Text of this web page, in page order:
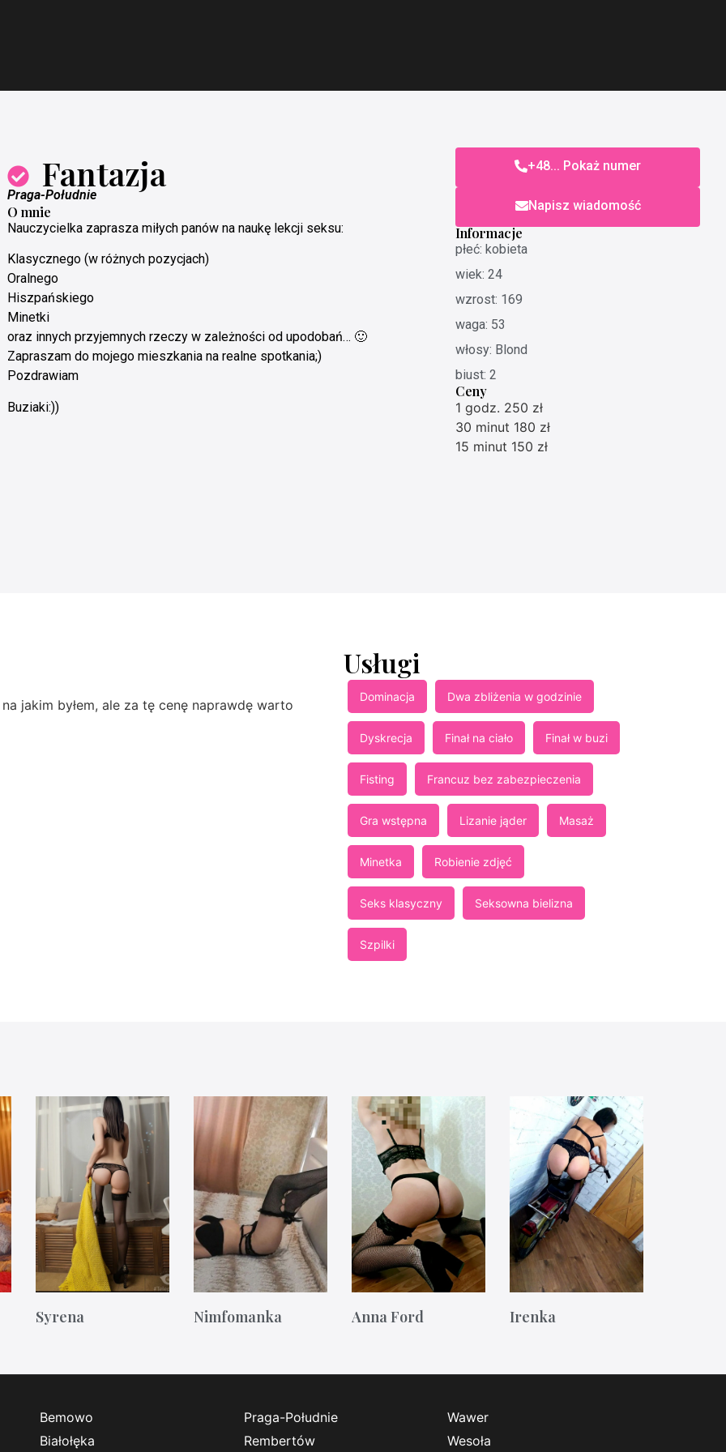
Fantazja
Praga-Południe
O mnie
Nauczycielka zaprasza miłych panów na naukę lekcji seksu:
Klasycznego (w różnych pozycjach)
Oralnego
Hiszpańskiego
Minetki
oraz innych przyjemnych rzeczy w zależności od upodobań… 🙂
Zapraszam do mojego mieszkania na realne spotkania;)
Pozdrawiam
Buziaki:))
+48... Pokaż numer
Napisz wiadomość
Informacje
płeć: kobieta
wiek: 24
wzrost: 169
waga: 53
włosy: Blond
biust: 2
Ceny
1 godz. 250 zł
30 minut 180 zł
15 minut 150 zł
jakim byłem, ale za tę cenę naprawdę warto
Usługi
Dominacja Dwa zbliżenia w godzinie
Dyskrecja Finał na ciało Finał w buzi
Fisting Francuz bez zabezpieczenia
Gra wstępna Lizanie jąder Masaż
Minetka Robienie zdjęć
Seks klasyczny Seksowna bielizna
Szpilki
Syrena Nimfomanka Anna Ford Irenka
Bemowo
Białołęka
Praga-Południe
Rembertów
Wawer
Wesoła